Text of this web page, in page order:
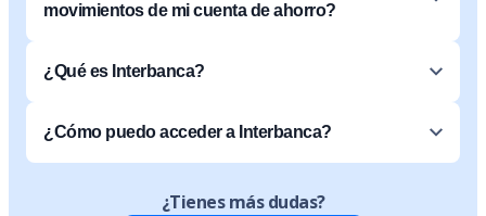
movimientos de mi cuenta de ahorro?
¿Qué es Interbanca?
¿Cómo puedo acceder a Interbanca?
¿Tienes más dudas?